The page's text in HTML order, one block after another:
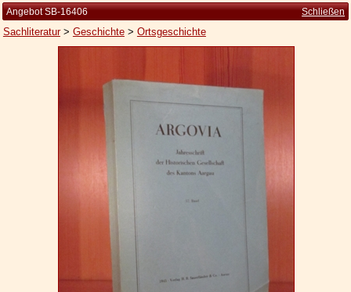
Kleine Kulturgeschichte
Die Brockhaus Auflagen
Zu den Angeboten
Angebot SB-16406 Schließen
Sachliteratur> Geschichte> Ortsgeschichte